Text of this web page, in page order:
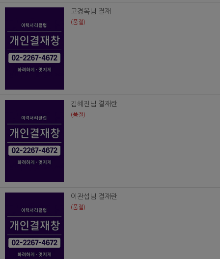
고경옥님 결재
(품절)
김혜진님 결재란
(품절)
이관섭님 결재란
(품절)